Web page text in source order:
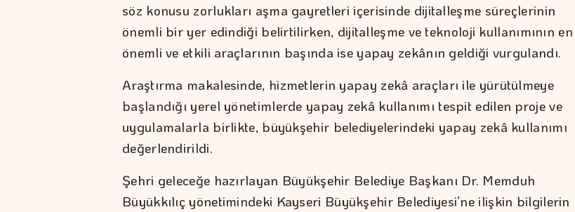
söz konusu zorlukları aşma gayretleri içerisinde dijitalleşme süreçlerinin
önemli bir yer edindiği belirtilirken, dijitalleşme ve teknoloji kullanımının en
önemli ve etkili araçlarının başında ise yapay zekânın geldiği vurgulandı.
Araştırma makalesinde, hizmetlerin yapay zekâ araçları ile yürütülmeye
başlandığı yerel yönetimlerde yapay zekâ kullanımı tespit edilen proje ve
uygulamalarla birlikte, büyükşehir belediyelerindeki yapay zekâ kullanımı
değerlendirildi.
Şehri geleceğe hazırlayan Büyükşehir Belediye Başkanı Dr. Memduh
Büyükkılıç yönetimindeki Kayseri Büyükşehir Belediyesi’ne ilişkin bilgilerin